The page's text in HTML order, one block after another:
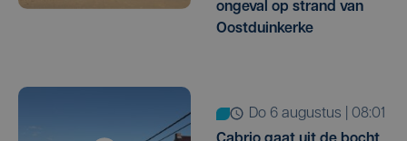
ongeval op strand van
Oostduinkerke
do 6 augustus | 08:01